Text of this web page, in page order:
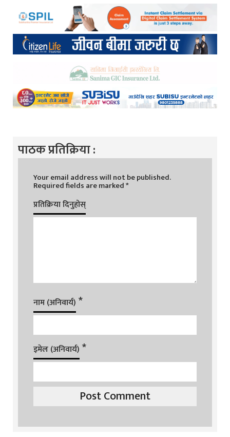
पाठक प्रतिक्रिया :
Your email address will not be published.
Required fields are marked*
प्रतिक्रिया दिनुहोस्
नाम (अनिवार्य) *
इमेल (अनिवार्य) *